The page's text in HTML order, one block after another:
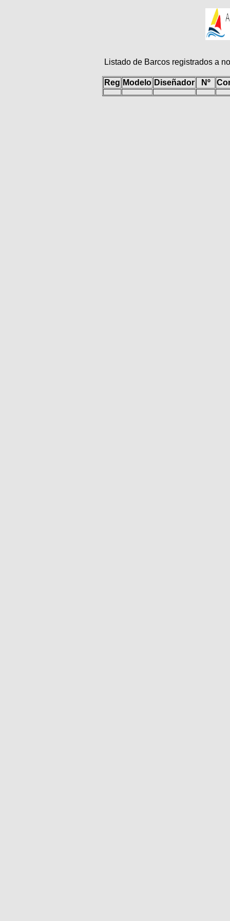
Listado de Barcos registrados a
Reg Modelo Diseñador Nº